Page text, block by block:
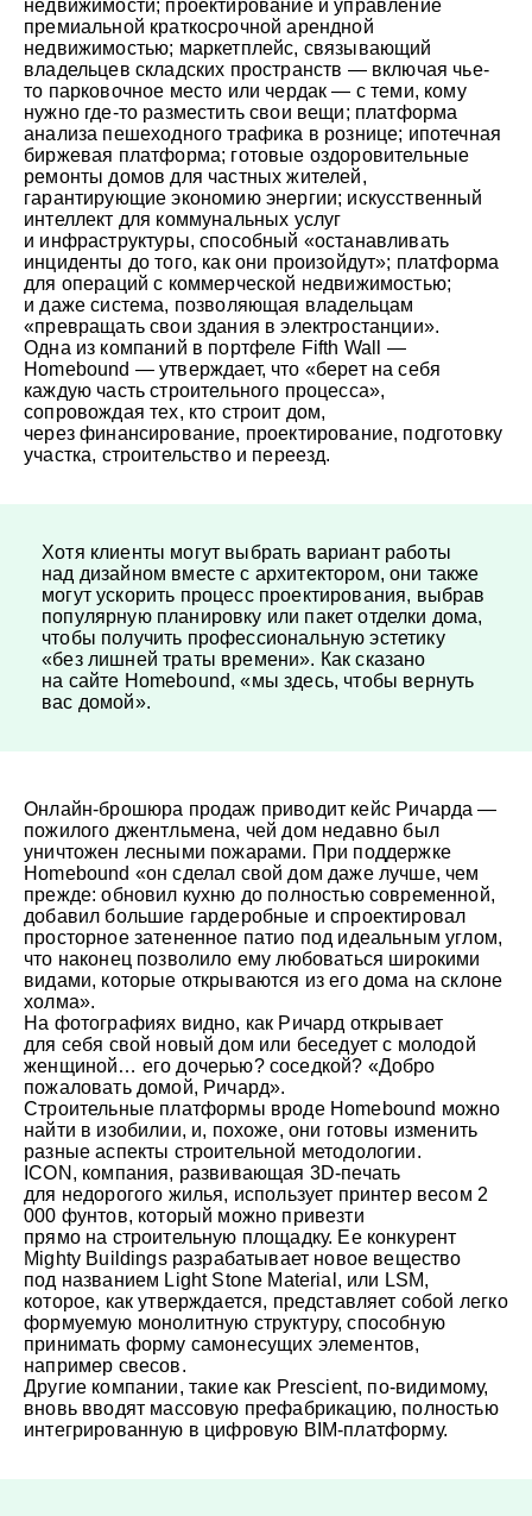
недвижимости; проектирование и управление
премиальной краткосрочной арендной
недвижимостью; маркетплейс, связывающий
владельцев складских пространств — включая чье-
то парковочное место или чердак — с теми, кому
нужно где-то разместить свои вещи; платформа
анализа пешеходного трафика в рознице; ипотечная
биржевая платформа; готовые оздоровительные
ремонты домов для частных жителей,
гарантирующие экономию энергии; искусственный
интеллект для коммунальных услуг
и инфраструктуры, способный «останавливать
инциденты до того, как они произойдут»; платформа
для операций с коммерческой недвижимостью;
и даже система, позволяющая владельцам
«превращать свои здания в электростанции».
Одна из компаний в портфеле Fifth Wall —
Homebound — утверждает, что «берет на себя
каждую часть строительного процесса»,
сопровождая тех, кто строит дом,
через финансирование, проектирование, подготовку
участка, строительство и переезд.
Хотя клиенты могут выбрать вариант работы
над дизайном вместе с архитектором, они также
могут ускорить процесс проектирования, выбрав
популярную планировку или пакет отделки дома,
чтобы получить профессиональную эстетику
«без лишней траты времени». Как сказано
на сайте Homebound, «мы здесь, чтобы вернуть
вас домой».
Онлайн-брошюра продаж приводит кейс Ричарда —
пожилого джентльмена, чей дом недавно был
уничтожен лесными пожарами. При поддержке
Homebound «он сделал свой дом даже лучше, чем
прежде: обновил кухню до полностью современной,
добавил большие гардеробные и спроектировал
просторное затененное патио под идеальным углом,
что наконец позволило ему любоваться широкими
видами, которые открываются из его дома на склоне
холма».
На фотографиях видно, как Ричард открывает
для себя свой новый дом или беседует с молодой
женщиной… его дочерью? соседкой? «Добро
пожаловать домой, Ричард».
Строительные платформы вроде Homebound можно
найти в изобилии, и, похоже, они готовы изменить
разные аспекты строительной методологии.
ICON, компания, развивающая 3D-печать
для недорогого жилья, использует принтер весом 2
000 фунтов, который можно привезти
прямо на строительную площадку. Ее конкурент
Mighty Buildings разрабатывает новое вещество
под названием Light Stone Material, или LSM,
которое, как утверждается, представляет собой легко
формуемую монолитную структуру, способную
принимать форму самонесущих элементов,
например свесов.
Другие компании, такие как Prescient, по-видимому,
вновь вводят массовую префабрикацию, полностью
интегрированную в цифровую BIM-платформу.